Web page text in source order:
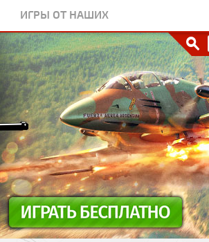
ИГРЫ ОТ НАШИХ